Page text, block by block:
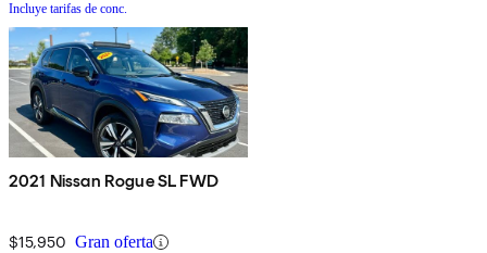
Incluye tarifas de conc.
2021 Nissan Rogue SL FWD
$15,950 Gran oferta